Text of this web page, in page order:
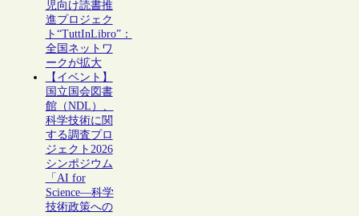
児向け読書推
進プロジェク
ト“TuttInLibro”：
全国ネットワ
ークが拡大
【イベント】
国立国会図書
館（NDL）、
科学技術に関
する調査プロ
ジェクト2026
シンポジウム
「AI for
Science―科学
技術政策への